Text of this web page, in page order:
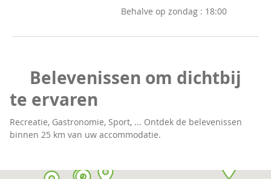
Behalve op zondag : 18:00
Belevenissen om dichtbij
te ervaren
Recreatie, Gastronomie, Sport, ... Ontdek de belevenissen
binnen 25 km van uw accommodatie.